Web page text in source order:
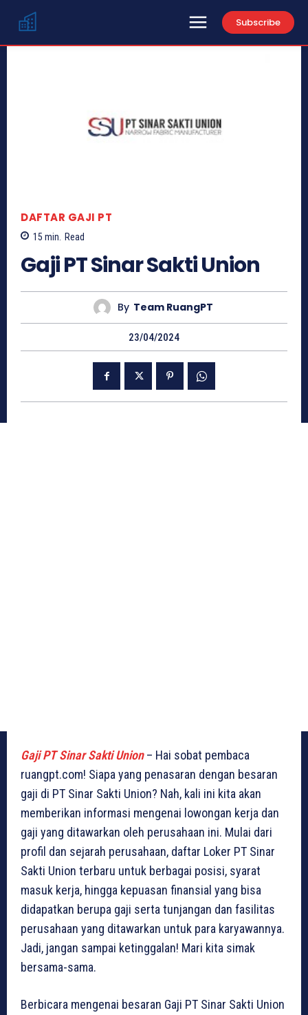
Subscribe
DAFTAR GAJI PT
15 min. Read
Gaji PT Sinar Sakti Union
By Team RuangPT
23/04/2024
Gaji PT Sinar Sakti Union– Hai sobat pembaca
ruangpt.com! Siapa yang penasaran dengan besaran
gaji di PT Sinar Sakti Union? Nah, kali ini kita akan
memberikan informasi mengenai lowongan kerja dan
gaji yang ditawarkan oleh perusahaan ini. Mulai dari
profil dan sejarah perusahaan, daftar Loker PT Sinar
Sakti Union terbaru untuk berbagai posisi, syarat
masuk kerja, hingga kepuasan finansial yang bisa
didapatkan berupa gaji serta tunjangan dan fasilitas
perusahaan yang ditawarkan untuk para karyawannya.
Jadi, jangan sampai ketinggalan! Mari kita simak
bersama-sama.
Berbicara mengenai besaran Gaji PT Sinar Sakti Union